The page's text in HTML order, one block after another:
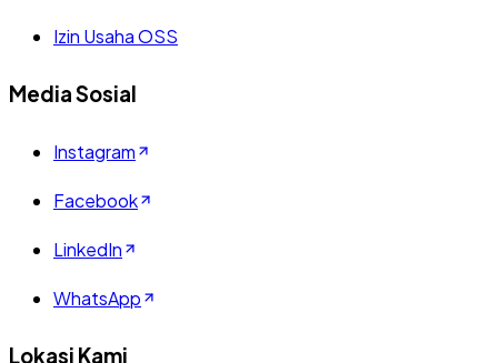
Izin Usaha OSS
Media Sosial
Instagram
Facebook
LinkedIn
WhatsApp
Lokasi Kami